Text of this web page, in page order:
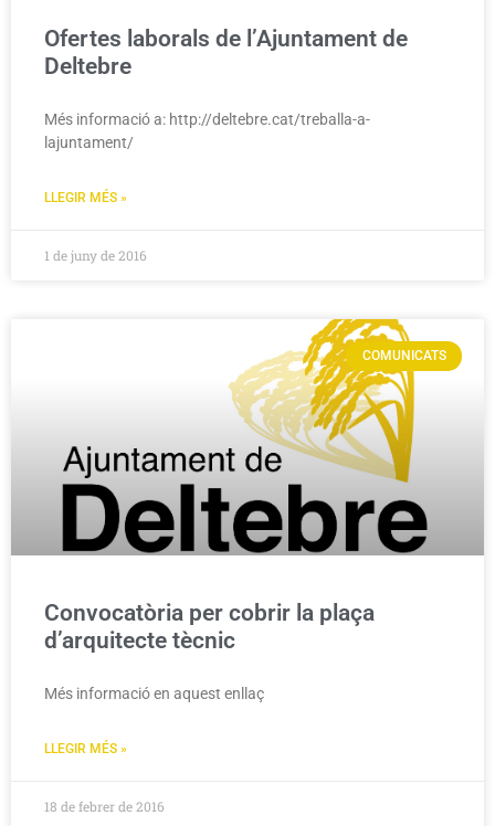
Ofertes laborals de l’Ajuntament de
Deltebre
Més informació a: http://deltebre.cat/treballa-a-
lajuntament/
LLEGIR MÉS »
1 de juny de 2016
COMUNICATS
Convocatòria per cobrir la plaça
d’arquitecte tècnic
Més informació en aquest enllaç
LLEGIR MÉS »
18 de febrer de 2016